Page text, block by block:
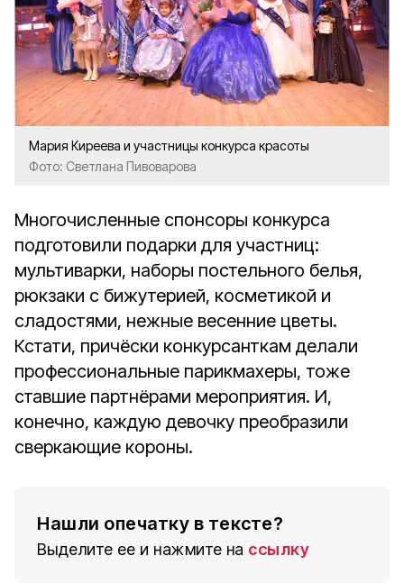
Мария Киреева и участницы конкурса красоты
Фото: Светлана Пивоварова
Многочисленные спонсоры конкурса
подготовили подарки для участниц:
мультиварки, наборы постельного белья,
рюкзаки с бижутерией, косметикой и
сладостями, нежные весенние цветы.
Кстати, причёски конкурсанткам делали
профессиональные парикмахеры, тоже
ставшие партнёрами мероприятия. И,
конечно, каждую девочку преобразили
сверкающие короны.
Нашли опечатку в тексте?
Выделите ее и нажмите на ссылку